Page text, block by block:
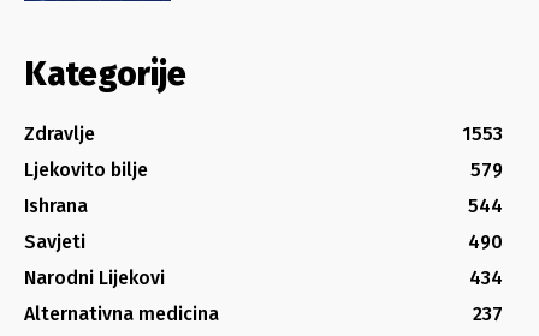
Kategorije
Zdravlje
1553
Ljekovito bilje
579
Ishrana
544
Savjeti
490
Narodni Lijekovi
434
Alternativna medicina
237